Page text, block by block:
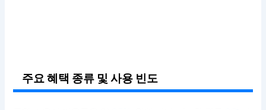
주요 혜택 종류 및 사용 빈도